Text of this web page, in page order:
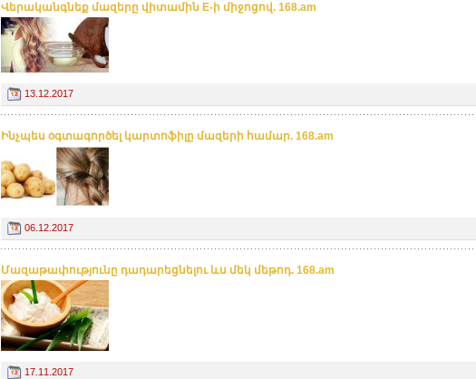
Վերականգնեք մազերը վիտամին E-ի միջոցով. 168.am
13.12.2017
Ինչպես օգտագործել կարտոֆիլը մազերի համար. 168.am
06.12.2017
Մազաթափությունը դադարեցնելու ևս մեկ մեթոդ. 168.am
17.11.2017